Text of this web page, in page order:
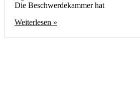
Die Beschwerdekammer hat
Weiterlesen »